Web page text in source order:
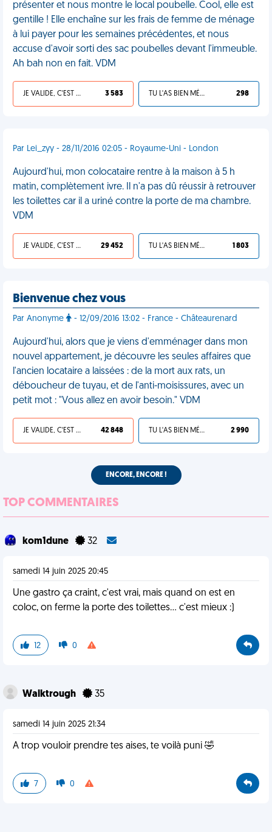
présenter et nous montre le local poubelle. Cool, elle est
gentille ! Elle enchaîne sur les frais de femme de ménage
à lui payer pour les semaines précédentes, et nous
accuse d'avoir sorti des sac poubelles devant l'immeuble.
Ah bah non en fait. VDM
JE VALIDE, C'EST UNE VDM 3 583 TU L'AS BIEN MÉRITÉ 298
Par Lei_zyy - 28/11/2016 02:05 - Royaume-Uni - London
Aujourd'hui, mon colocataire rentre à la maison à 5 h
matin, complètement ivre. Il n'a pas dû réussir à retrouver
les toilettes car il a uriné contre la porte de ma chambre.
VDM
JE VALIDE, C'EST UNE VDM 29 452 TU L'AS BIEN MÉRITÉ 1 803
Bienvenue chez vous
Par Anonyme - 12/09/2016 13:02 - France - Châteaurenard
Aujourd'hui, alors que je viens d'emménager dans mon
nouvel appartement, je découvre les seules affaires que
l'ancien locataire a laissées : de la mort aux rats, un
déboucheur de tuyau, et de l'anti-moisissures, avec un
petit mot : "Vous allez en avoir besoin." VDM
JE VALIDE, C'EST UNE VDM 42 848 TU L'AS BIEN MÉRITÉ 2 990
ENCORE, ENCORE !
TOP COMMENTAIRES
kom1dune 32
samedi 14 juin 2025 20:45
Une gastro ça craint, c'est vrai, mais quand on est en
coloc, on ferme la porte des toilettes... c'est mieux :)
12 0
Walktrough 35
samedi 14 juin 2025 21:34
A trop vouloir prendre tes aises, te voilà puni 🤣
7 0